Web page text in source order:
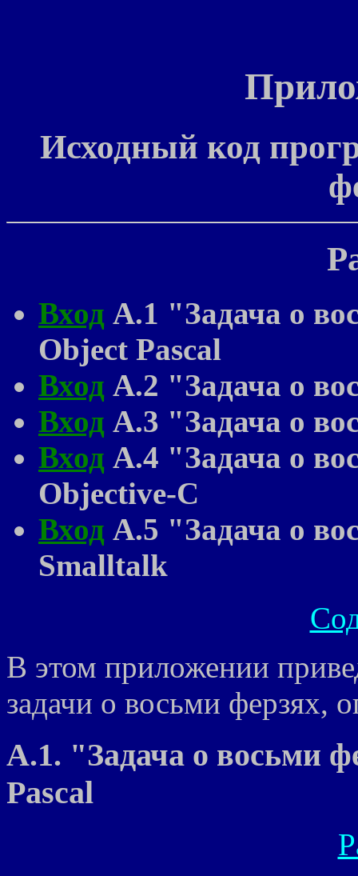
Исходный код
Вход A.1 "Задача о
Object Pascal
Вход A.2 "Задача о
Вход A.3 "Задача о
Вход A.4 "Задача о
Objective-C
Вход A.5 "Задача о
Smalltalk
В этом приложении
задачи о восьми ферзях,
А.1. "Задача о восьми
Pascal